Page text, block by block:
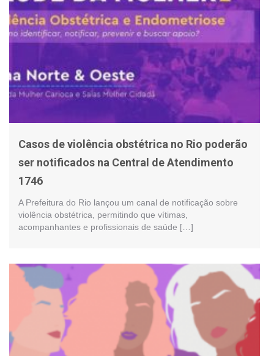
Casos de violência obstétrica no Rio poderão
ser notificados na Central de Atendimento
1746
A Prefeitura do Rio lançou um canal de notificação sobre
violência obstétrica, permitindo que vítimas,
acompanhantes e profissionais de saúde […]